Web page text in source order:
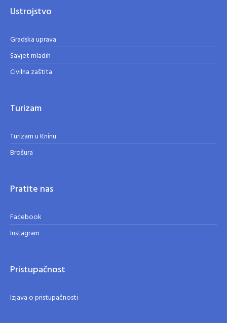
Ustrojstvo
Gradska uprava
Savjet mladih
Civilna zaštita
Turizam
Turizam u Kninu
Brošura
Pratite nas
Facebook
Instagram
Pristupačnost
Izjava o pristupačnosti